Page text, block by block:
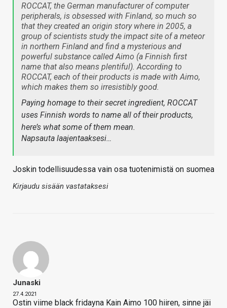
ROCCAT, the German manufacturer of computer
peripherals, is obsessed with Finland, so much so
that they created an origin story where in 2005, a
group of scientists study the impact site of a meteor
in northern Finland and find a mysterious and
powerful substance called Aimo (a Finnish first
name that also means plentiful). According to
ROCCAT, each of their products is made with Aimo,
which makes them so irresistibly good.
Paying homage to their secret ingredient, ROCCAT
uses Finnish words to name all of their products,
here’s what some of them mean.
Napsauta laajentaaksesi…
Joskin todellisuudessa vain osa tuotenimistä on suomea
Kirjaudu sisään vastataksesi
Junaski
27.4.2021
Ostin viime black fridayna Kain Aimo 100 hiiren, sinne jäi